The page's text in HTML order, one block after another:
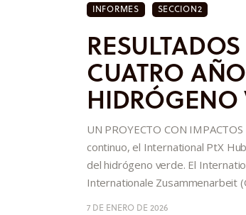
INFORMES SECCION2
CUATRO
HIDRÓGENO
UN PROYECTO CON
continuo, el International PtX
del hidrógeno verde. El
Internationale Zusammenarbeit
7 DE ENERO DE 2026